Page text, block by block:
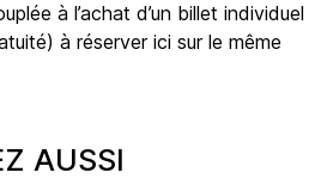
à l’achat d’un billet individuel
à réserver ici sur le même
AUSSI